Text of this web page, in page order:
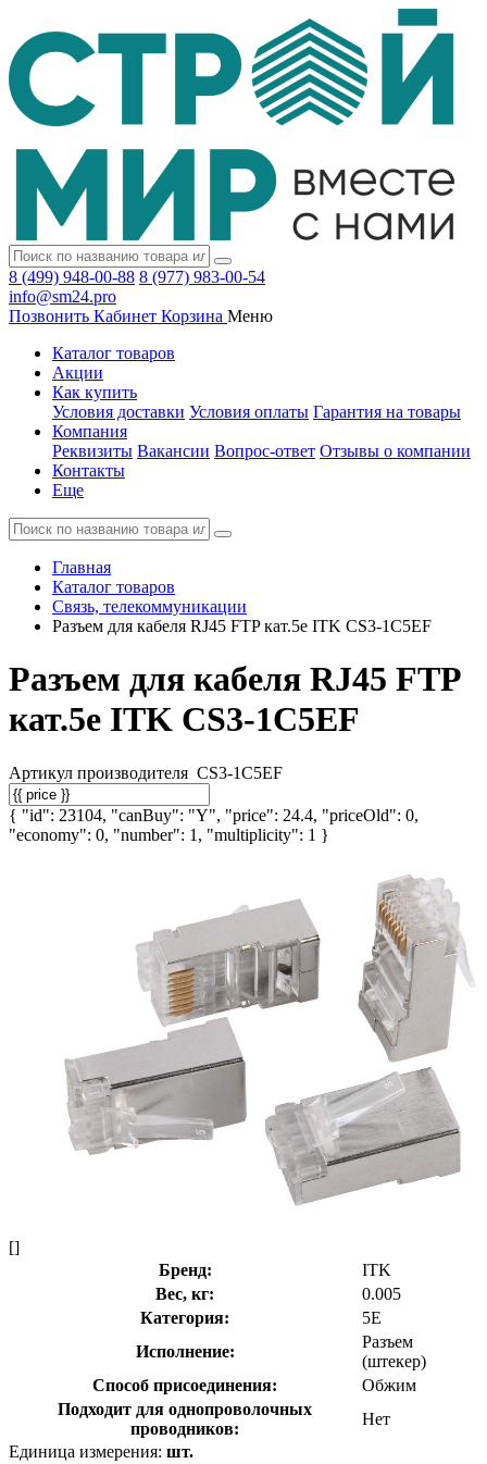
8 (499) 948-00-88 8 (977) 983-00-54
info@sm24.pro
Позвонить Кабинет Корзина Меню
Каталог товаров
Акции
Как купить
Условия доставки Условия оплаты Гарантия на товары
Компания
Реквизиты Вакансии Вопрос-ответ Отзывы о компании
Контакты
Еще
Главная
Каталог товаров
Связь, телекоммуникации
Разъем для кабеля RJ45 FTP кат.5е ITK CS3-1C5EF
Разъем для кабеля RJ45 FTP
кат.5е ITK CS3-1C5EF
Артикул производителя CS3-1C5EF
{ "id": 23104, "canBuy": "Y", "price": 24.4, "priceOld": 0,
"economy": 0, "number": 1, "multiplicity": 1 }
[]
Бренд:
ITK
Вес, кг:
0.005
Категория:
5E
Исполнение:
Разъем
(штекер)
Способ присоединения:
Обжим
Подходит для однопроволочных
проводников:
Нет
Единица измерения: шт.